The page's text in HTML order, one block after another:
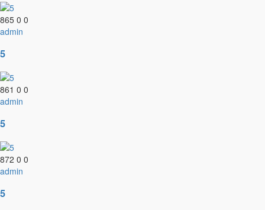
865 0 0
admin
5
861 0 0
admin
5
872 0 0
admin
5